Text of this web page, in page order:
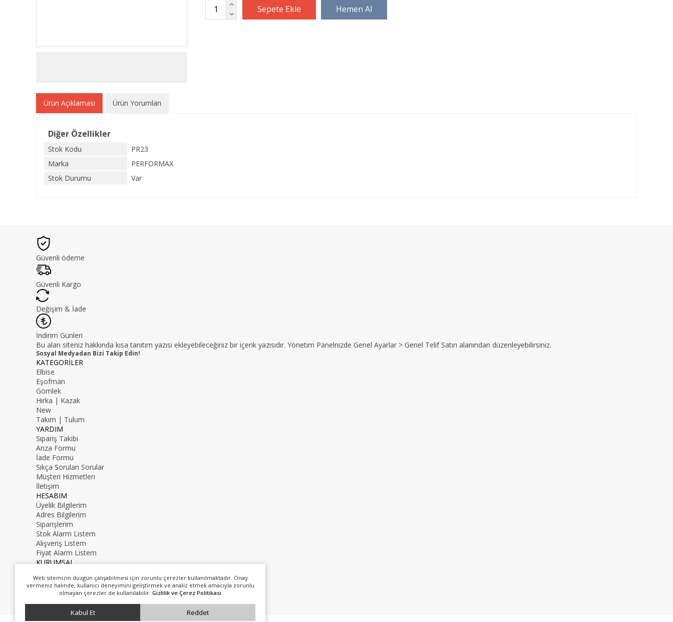
Web sitemizin düzgün çalışabilmesi için zorunlu çerezler kullanılmaktadır. Onay
vermeniz halinde, kullanıcı deneyimini geliştirmek ve analiz etmek amacıyla zorunlu
olmayan çerezler de kullanılabilir. Gizlilik ve Çerez Politikası
Kabul Et Reddet
Ürün Açıklaması Ürün Yorumları
Diğer Özellikler
Stok Kodu
PR23
Marka
PERFORMAX
Stok Durumu
Var
Güvenli ödeme
Güvenli Kargo
Değişim & İade
İndirim Günleri
Bu alan siteniz hakkında kısa tanıtım yazısı ekleyebileceğiniz bir içerik yazısıdır. Yönetim Panelnizde Genel Ayarlar > Genel Telif Satırı alanından düzenleyebilirsiniz.
Sosyal Medyadan Bizi Takip Edin!
KATEGORİLER
Elbise
Eşofman
Gömlek
Hırka | Kazak
New
Takım | Tulum
YARDIM
Sipariş Takibi
Arıza Formu
İade Formu
Sıkça Sorulan Sorular
Müşteri Hizmetleri
İletişim
HESABIM
Üyelik Bilgilerim
Adres Bilgilerim
Siparişlerim
Stok Alarm Listem
Alışveriş Listem
Fiyat Alarm Listem
KURUMSAL
Hakkımızda
0216 000 00 00